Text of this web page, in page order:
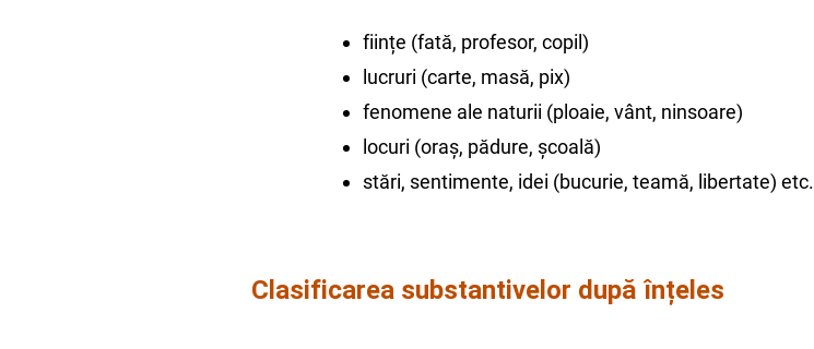
ființe (fată, profesor, copil)
lucruri (carte, masă, pix)
fenomene ale naturii (ploaie, vânt, ninsoare)
locuri (oraș, pădure, școală)
stări, sentimente, idei (bucurie, teamă, libertate) etc.
Clasificarea substantivelor după înțeles